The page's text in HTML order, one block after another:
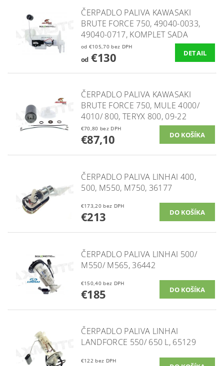
ČERPADLO PALIVA KAWASAKI
BRUTE FORCE 750, 49040-0033,
49040-0717, KOMPLET SADA
od €105,70 bez DPH
od€130 DETAIL
ČERPADLO PALIVA KAWASAKI
BRUTE FORCE 750, MULE 4000/
4010/ 800, TERYX 800, 09-22
€70,80 bez DPH
€87,10
ČERPADLO PALIVA LINHAI 400,
500, M550, M750, 36177
€173,20 bez DPH
€213
ČERPADLO PALIVA LINHAI 500/
M550/ M565, 36442
€150,40 bez DPH
€185
ČERPADLO PALIVA LINHAI
LANDFORCE 550/ 650 L, 65129
€122 bez DPH